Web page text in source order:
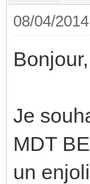
08/04/
Bonjour,
Je
MDT
un